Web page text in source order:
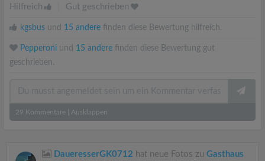
Hilfreich Gut geschrieben
kgsbus und 15 andere finden diese Bewertung hilfreich.
Pepperoni und 15 andere finden diese Bewertung gut
geschrieben.
29 Kommentare Ausklappen
DaueresserGK0712 hat neue Fotos zu Gasthaus